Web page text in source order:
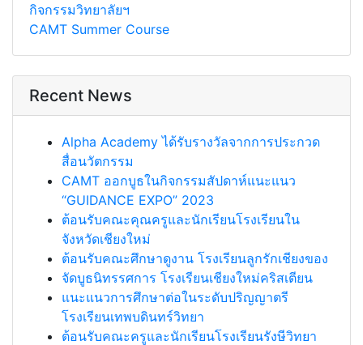
กิจกรรมวิทยาลัยฯ
CAMT Summer Course
Recent News
Alpha Academy ได้รับรางวัลจากการประกวด
สื่อนวัตกรรม
CAMT ออกบูธในกิจกรรมสัปดาห์แนะแนว
“GUIDANCE EXPO” 2023
ต้อนรับคณะคุณครูและนักเรียนโรงเรียนใน
จังหวัดเชียงใหม่
ต้อนรับคณะศึกษาดูงาน โรงเรียนลูกรักเชียงของ
จัดบูธนิทรรศการ โรงเรียนเชียงใหม่คริสเตียน
แนะแนวการศึกษาต่อในระดับปริญญาตรี
โรงเรียนเทพบดินทร์วิทยา
ต้อนรับคณะครูและนักเรียนโรงเรียนรังษีวิทยา